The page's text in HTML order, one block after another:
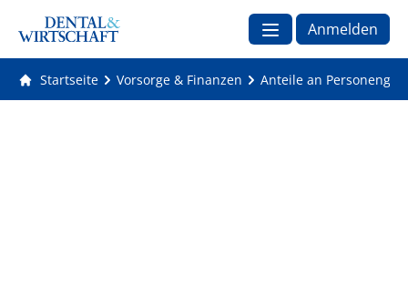
Anmelden
Startseite Vorsorge & Finanzen Anteile an